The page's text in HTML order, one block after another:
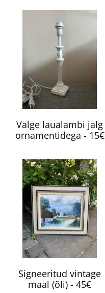
Valge laualambi jalg
ornamentidega - 15€
Signeeritud vintage
maal (õli) - 45€